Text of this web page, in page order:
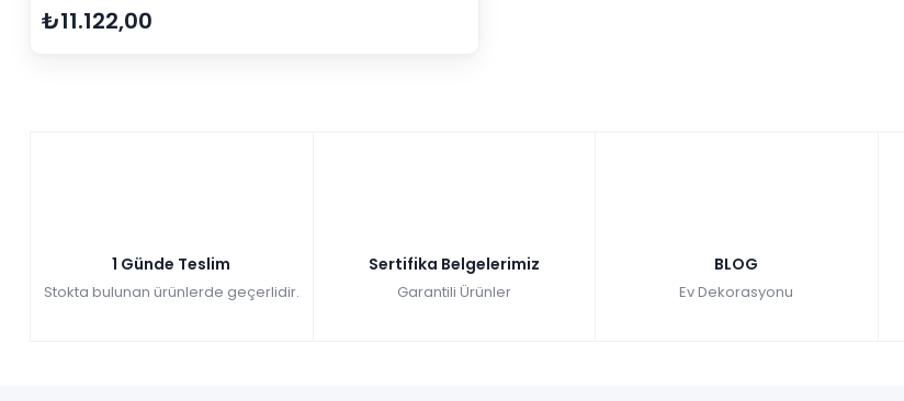
₺11.122,00
1 Günde Teslim
Stokta bulunan ürünlerde geçerlidir.
Sertifika Belgelerimiz
Garantili Ürünler
BLOG
Ev Dekorasyonu